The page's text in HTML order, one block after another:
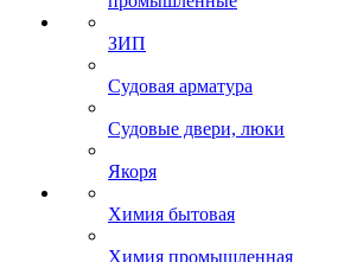
ЗИП
Судовая арматура
Судовые двери, люки
Якоря
Химия бытовая
Химия промышленная